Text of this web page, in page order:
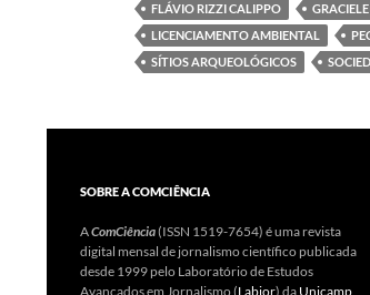
FLÁVIO RIZZI CALIPPO
LICENCIAMENTO AMBIENTAL
SÍTIOS ARQUEOLÓGICOS
SOBRE A COMCIÊNCIA
AComCiência(ISSN 1519-7654) é uma revista
digital mensal de jornalismo científico publicada
desde 1999 pelo Laboratório de Estudos
Avançados em Jornalismo (Labjor) da Unicamp